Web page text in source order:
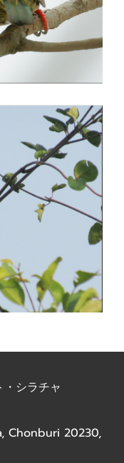
シラチャ
Chonburi 20230,